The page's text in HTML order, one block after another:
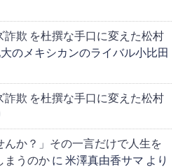
欺 を杜撰な手口に変えた松村
のメキシカンのライバル小比田
欺 を杜撰な手口に変えた松村
か？」その一言だけで人生を
まうのかに 米澤真由香サマ より